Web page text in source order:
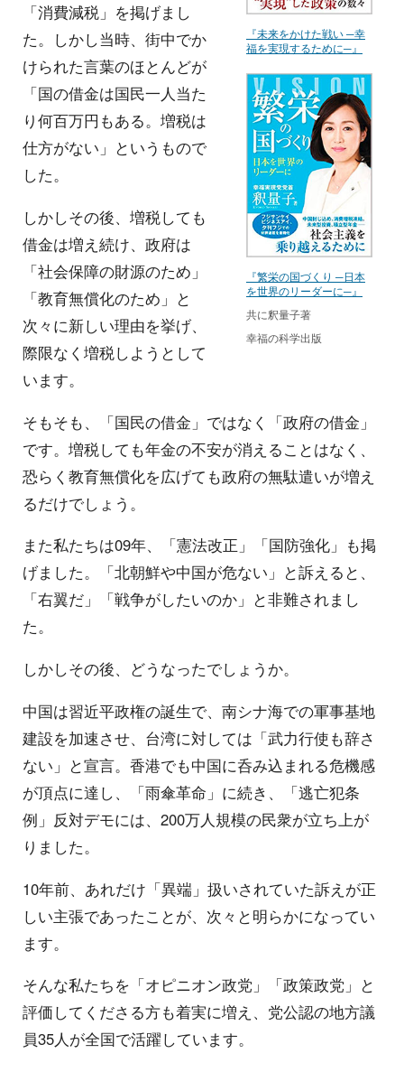
『未来をかけた戦い ─幸
福を実現するために─』
『繁栄の国づくり ─日本
を世界のリーダーに─』
共に釈量子著
幸福の科学出版
「消費減税」を掲げまし
た。しかし当時、街中でか
けられた言葉のほとんどが
「国の借金は国民一人当た
り何百万円もある。増税は
仕方がない」というもので
した。
しかしその後、増税しても
借金は増え続け、政府は
「社会保障の財源のため」
「教育無償化のため」と
次々に新しい理由を挙げ、
際限なく増税しようとして
います。
そもそも、「国民の借金」ではなく「政府の借金」
です。増税しても年金の不安が消えることはなく、
恐らく教育無償化を広げても政府の無駄遣いが増え
るだけでしょう。
また私たちは09年、「憲法改正」「国防強化」も掲
げました。「北朝鮮や中国が危ない」と訴えると、
「右翼だ」「戦争がしたいのか」と非難されまし
た。
しかしその後、どうなったでしょうか。
中国は習近平政権の誕生で、南シナ海での軍事基地
建設を加速させ、台湾に対しては「武力行使も辞さ
ない」と宣言。香港でも中国に呑み込まれる危機感
が頂点に達し、「雨傘革命」に続き、「逃亡犯条
例」反対デモには、200万人規模の民衆が立ち上が
りました。
10年前、あれだけ「異端」扱いされていた訴えが正
しい主張であったことが、次々と明らかになってい
ます。
そんな私たちを「オピニオン政党」「政策政党」と
評価してくださる方も着実に増え、党公認の地方議
員35人が全国で活躍しています。